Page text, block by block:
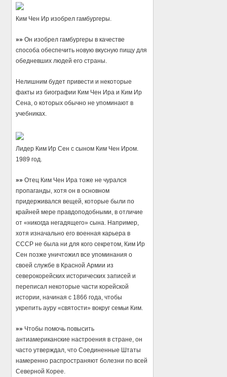
Ким Чен Ир изобрел гамбургеры.
»» Он изобрел гамбургеры в качестве
способа обеспечить новую вкусную пищу для
обедневших людей его страны.
Нелишним будет привести и некоторые
факты из биографии Ким Чен Ира и Ким Ир
Сена, о которых обычно не упоминают в
учебниках.
Лидер Ким Ир Сен с сыном Ким Чен Иром.
1989 год.
»» Отец Ким Чен Ира тоже не чурался
пропаганды, хотя он в основном
придерживался вещей, которые были по
крайней мере правдоподобными, в отличие
от «никогда негадящего» сына. Например,
хотя изначально его военная карьера в
СССР не была ни для кого секретом, Ким Ир
Сен позже уничтожил все упоминания о
своей службе в Красной Армии из
северокорейских исторических записей и
переписал некоторые части корейской
истории, начиная с 1866 года, чтобы
укрепить ауру «святости» вокруг семьи Ким.
»» Чтобы помочь повысить
антиамериканские настроения в стране, он
часто утверждал, что Соединенные Штаты
намеренно распространяют болезни по всей
Северной Корее.